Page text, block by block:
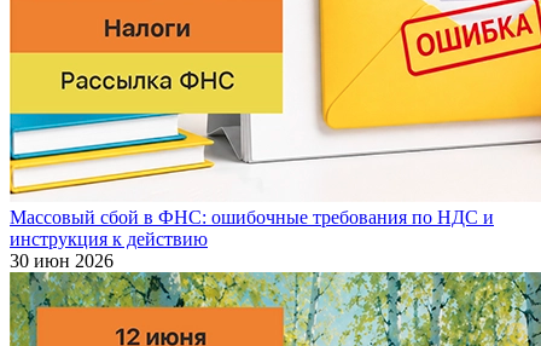
Массовый сбой в ФНС: ошибочные требования по НДС и
инструкция к действию
30 июн 2026